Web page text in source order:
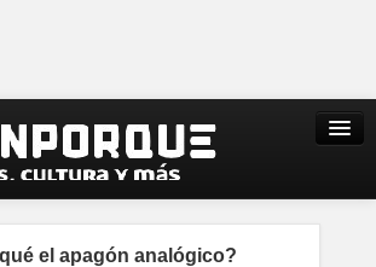
el apagón analógico?